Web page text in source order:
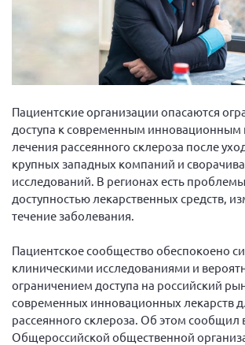
Вице-президент Шишлянников Ф.В.
Информационная служба
Отдел международных отношений
Вице-президент Черненко Д.Е.
Вице-президент Валюх М.В.
Вице-президент Чернова А.В.
Вице-президент Цикорин И.В.
Вице-президент Груба Л.В.
Главный бухгалтер Жаворонкова
Конференция ОООИБРС 2025
Экспертный совет ОООИБРС 2025
Конференция ОООИБРС 2024
Конференция ОООИБРС 2023
Пациентские организации опасаются
доступа к современным инновационным
лечения рассеянного склероза после
крупных западных компаний и
исследований. В регионах есть
доступностью лекарственных средств,
течение заболевания.
Пациентское сообщество обеспокоено
клиническими исследованиями и
ограничением доступа на российский
современных инновационных лекарств
рассеянного склероза. Об этом сообщил
Общероссийской общественной